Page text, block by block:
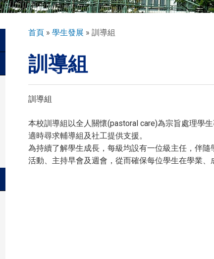
導
連
結
首頁 學生發展 訓導組
訓導組
訓導組
本校訓導組以全人關懷(pastoral care)為宗旨處理學
適時尋求輔導組及社工提供支援。
為持續了解學生成長，每級均設有一位級主任，伴
活動、主持早會及週會，從而確保每位學生在學業